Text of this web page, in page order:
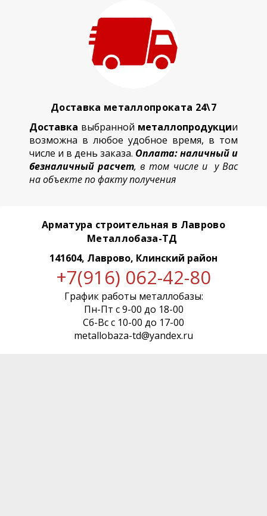
Доставка металлопроката 24\7
Доставка выбранной металлопродукции
возможна в любое удобное время, в том
числе и в день заказа. Оплата: наличный и
безналичный расчет, в том числе и у Вас
на объекте по факту получения
Арматура строительная в Лаврово
Металлобаза-ТД
141604, Лаврово, Клинский район
+7(916) 062-42-80
График работы металлобазы:
Пн-Пт с 9-00 до 18-00
Сб-Вс с 10-00 до 17-00
metallobaza-td@yandex.ru